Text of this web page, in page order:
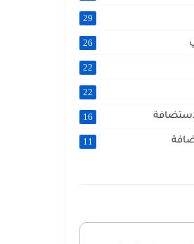
29
26
22
22
16
11